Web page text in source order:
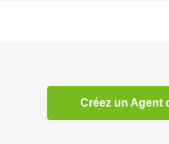
Créez un Agent